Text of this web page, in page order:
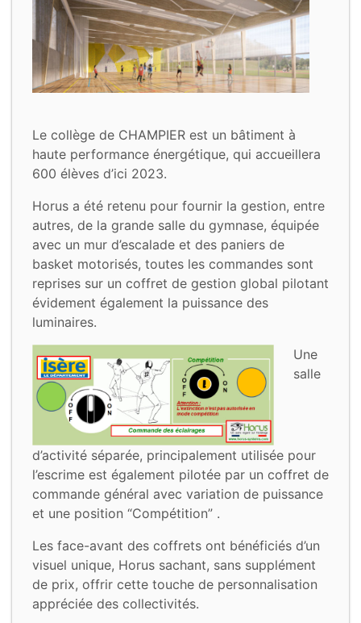
Le collège de CHAMPIER est un bâtiment à
haute performance énergétique, qui accueillera
600 élèves d’ici 2023.
Horus a été retenu pour fournir la gestion, entre
autres, de la grande salle du gymnase, équipée
avec un mur d’escalade et des paniers de
basket motorisés, toutes les commandes sont
reprises sur un coffret de gestion global pilotant
évidement également la puissance des
luminaires.
Une
salle
d’activité séparée, principalement utilisée pour
l’escrime est également pilotée par un coffret de
commande général avec variation de puissance
et une position “Compétition” .
Les face-avant des coffrets ont bénéficiés d’un
visuel unique, Horus sachant, sans supplément
de prix, offrir cette touche de personnalisation
appréciée des collectivités.